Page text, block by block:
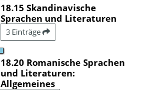
18.15 Skandinavische
Sprachen und Literaturen
3 Einträge
18.20 Romanische Sprachen
und Literaturen:
Allgemeines